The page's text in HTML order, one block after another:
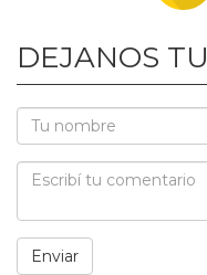
DEJANOS